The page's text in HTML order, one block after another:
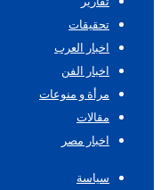
تحقيقات
اخبار العرب
اخبار الفن
مرأة و منوعات
مقالات
اخبار مصر
سياسة